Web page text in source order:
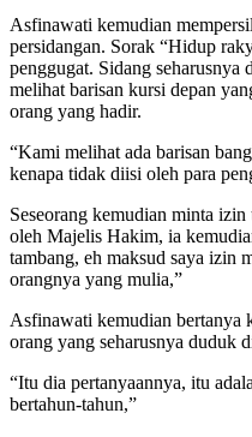
Asfinawati kemudian
persidangan. Sorak “Hidup
penggugat. Sidang
melihat barisan kursi depan
orang yang hadir.
“Kami melihat ada barisan
kenapa tidak diisi oleh para
Seseorang kemudian minta
oleh Majelis Hakim, ia
tambang, eh maksud saya izin
orangnya yang mulia,”
Asfinawati kemudian bertanya
orang yang seharusnya duduk
“Itu dia pertanyaannya, itu
bertahun-tahun,”